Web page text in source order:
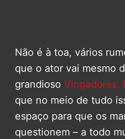
Não é à toa, vários
que o ator vai mesmo
grandioso Vingadores:
que no meio de tudo
espaço para que os
questionem – a todo